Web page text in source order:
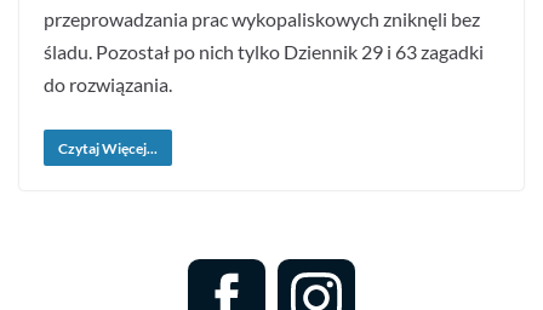
przeprowadzania prac wykopaliskowych zniknęli bez
śladu. Pozostał po nich tylko Dziennik 29 i 63 zagadki
do rozwiązania.
Czytaj Więcej...